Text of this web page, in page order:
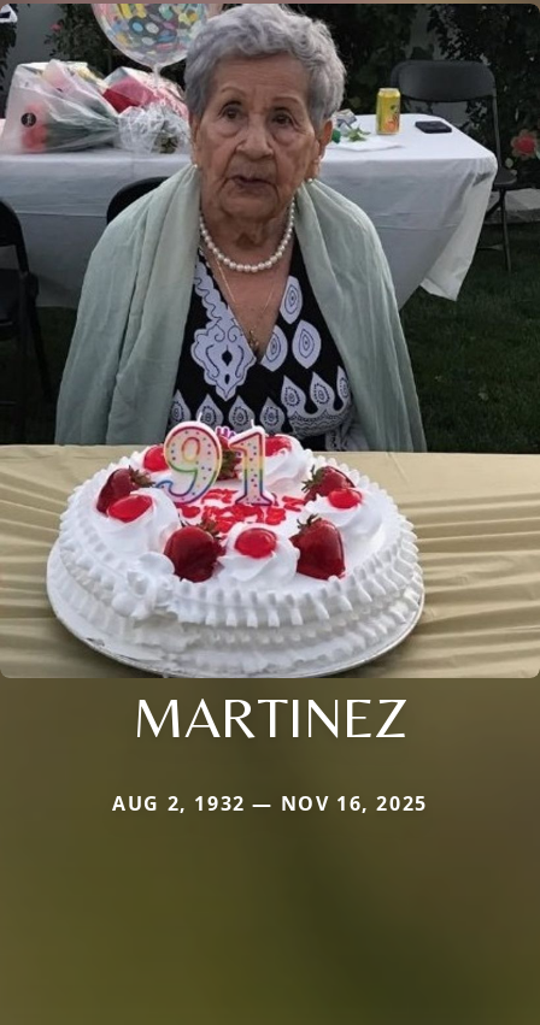
MARTINEZ
AUG 2, 1932 — NOV 16, 2025